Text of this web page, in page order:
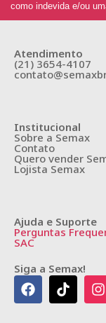
como indevida e/ou
Atendimento
(21) 3654-4107
Institucional
Sobre a Semax
Contato
Quero vender
Lojista Semax
Ajuda e Suporte
Perguntas
SAC
Siga a Semax!